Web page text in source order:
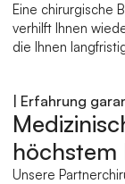
Eine chirurgische
verhilft Ihnen
die Ihnen
| Erfahrung
höchstem
Unsere